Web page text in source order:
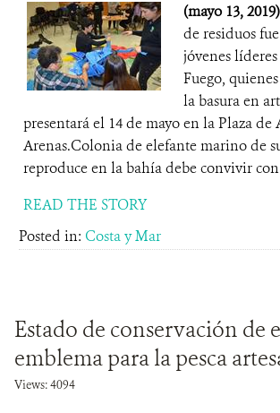
(mayo 13, 2019)
de residuos
jóvenes
Fuego,
la basura en
presentará el 14 de mayo en la Plaza de
Arenas.Colonia de elefante marino de
reproduce en la bahía debe convivir con
READ THE STORY
Posted in: Costa y Mar
Estado de conservación de
emblema para la pesca
Views: 4094